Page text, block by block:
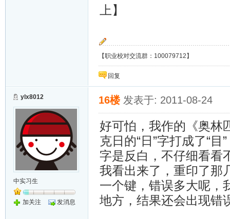
上】
【职业校对交流群：100079712】
回复
ylx8012
中实习生
加关注 发消息
16楼 发表于: 2011-08-24
好可怕，我作的《奥林
克日的“日”字打成了“
字是反白，不仔细看看
我看出来了，重印了那
一个键，错误多大呢，
地方，结果还会出现错